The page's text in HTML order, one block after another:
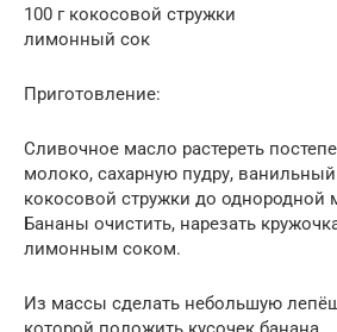
100 г кокосовой стружки
лимонный сок
Приготовление:
Сливочное масло растереть
молоко, сахарную пудру, ванильный
кокосовой стружки до однородной
Бананы очистить, нарезать
лимонным соком.
Из массы сделать небольшую